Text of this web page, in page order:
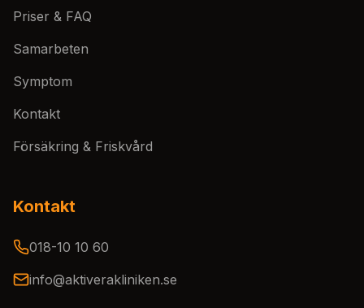
Priser & FAQ
Samarbeten
Symptom
Kontakt
Försäkring & Friskvård
Kontakt
018-10 10 60
info@aktiverakliniken.se